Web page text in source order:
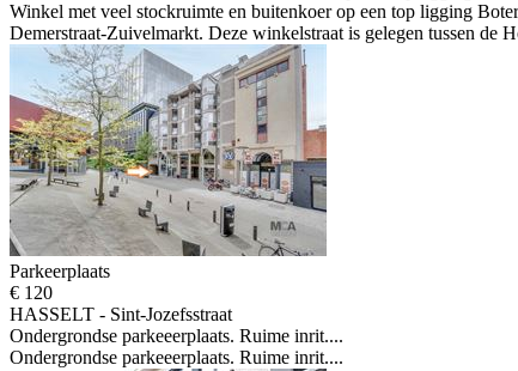
Winkel met veel stockruimte en buitenkoer op een top ligging
Demerstraat-Zuivelmarkt. Deze winkelstraat is gelegen tussen de
Parkeerplaats
€ 120
HASSELT - Sint-Jozefsstraat
Ondergrondse parkeeerplaats. Ruime inrit....
Ondergrondse parkeeerplaats. Ruime inrit....